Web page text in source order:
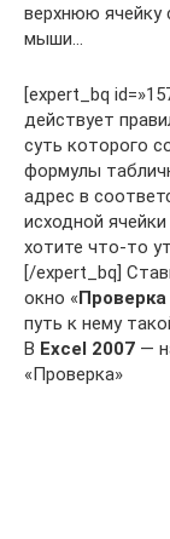
верхнюю ячейку
мыши…
[expert_bq
действует
суть которого
формулы
адрес в
исходной
хотите что-то
[/expert_bq]
окно «
путь к нему
В Excel 2007 —
«Проверка»